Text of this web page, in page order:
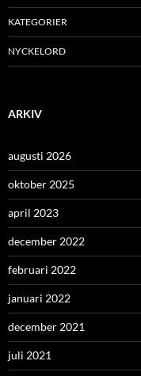
KATEGORIER
NYCKELORD
ARKIV
augusti 2026
oktober 2025
april 2023
december 2022
februari 2022
januari 2022
december 2021
juli 2021